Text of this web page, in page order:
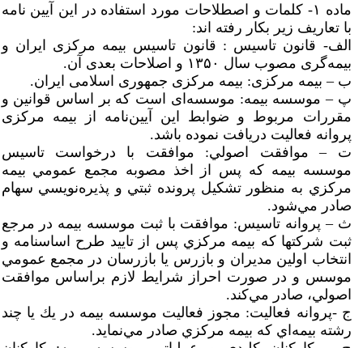
ماده ۱- کلمات و اصطلاحات مورد استفاده در این آیین نامه
با تعاریف زیر بکار رفته اند:
الف- قانون تاسیس : قانون تاسیس بیمه مرکزی ایران و
بیمه‌گری مصوب سال ۱۳۵۰ و اصلاحات بعدی آن.
ب – بیمه مرکزی: بیمه مرکزی جمهوری اسلامی ایران.
پ – موسسه بیمه: موسسه‌ای است که بر اساس قوانین و
مقررات مربوط و ضوابط این آیین‌نامه از بیمه مرکزی
پروانه فعالیت دریافت نموده باشد.
ت – موافقت اصولي: موافقت با درخواست تاسيس
موسسه بيمه كه پس از اخذ مصوبه مجمع عمومي بيمه
مركزي به منظور تشكيل پرونده ثبتي و پذيره‌نويسي سهام
صادر مي‌شود.
ث – پروانه تاسيس: موافقت با ثبت موسسه بيمه در مرجع
ثبت شركتها كه بيمه مركزي پس از تاييد طرح اساسنامه و
انتخاب اولين مديران و بازرس يا بازرسان در مجمع عمومي
موسس و در صورت احراز شرايط لازم براساس موافقت
اصولي، صادر مي‌كند.
ج -پروانه فعاليت: مجوز فعاليت موسسه بيمه در يك يا چند
رشته بيمه‌اي كه بيمه مركزي صادر مي‌نمايد.